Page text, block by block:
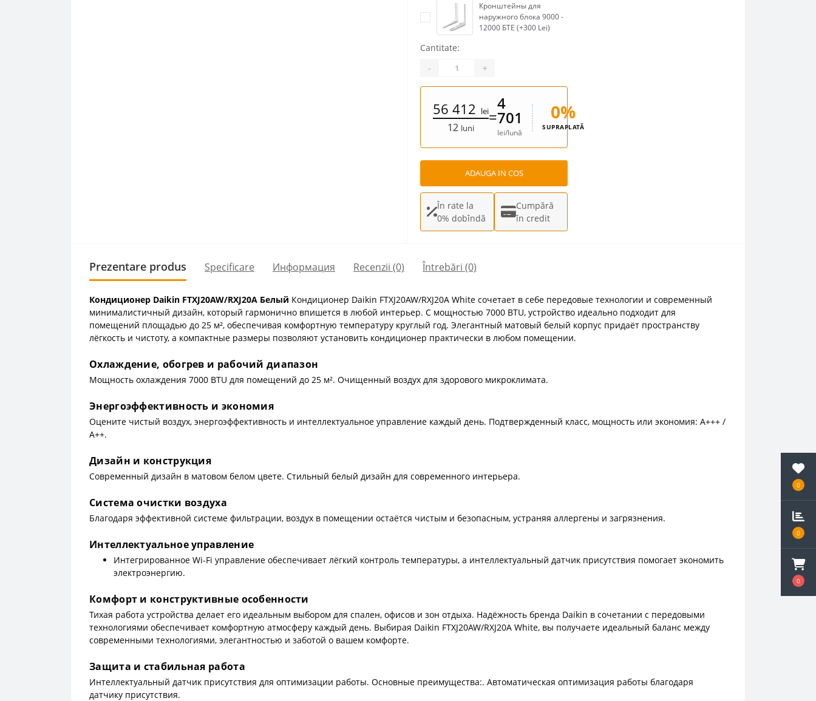
0
0
0
Кронштейны для
наружного блока 9000 -
12000 БТЕ (+300 Lei)
Cantitate:
- +
56 412 lei
12 luni
=
4
701
lei/lună
0%
SUPRAPLATĂ
ADAUGA IN COS
În rate la
0% dobîndă
Cumpără
în credit
Prezentare produs Specificare Информация Recenzii (0) Întrebări (0)
Кондиционер Daikin FTXJ20AW/RXJ20A Белый Кондиционер Daikin FTXJ20AW/RXJ20A White сочетает в себе передовые технологии и современный
минималистичный дизайн, который гармонично впишется в любой интерьер. С мощностью 7000 BTU, устройство идеально подходит для
помещений площадью до 25 м², обеспечивая комфортную температуру круглый год. Элегантный матовый белый корпус придаёт пространству
лёгкость и чистоту, а компактные размеры позволяют установить кондиционер практически в любом помещении.
Охлаждение, обогрев и рабочий диапазон
Мощность охлаждения 7000 BTU для помещений до 25 м². Очищенный воздух для здорового микроклимата.
Энергоэффективность и экономия
Оцените чистый воздух, энергоэффективность и интеллектуальное управление каждый день. Подтвержденный класс, мощность или экономия: A+++ /
A++.
Дизайн и конструкция
Современный дизайн в матовом белом цвете. Стильный белый дизайн для современного интерьера.
Система очистки воздуха
Благодаря эффективной системе фильтрации, воздух в помещении остаётся чистым и безопасным, устраняя аллергены и загрязнения.
Интеллектуальное управление
Интегрированное Wi-Fi управление обеспечивает лёгкий контроль температуры, а интеллектуальный датчик присутствия помогает экономить
электроэнергию.
Комфорт и конструктивные особенности
Тихая работа устройства делает его идеальным выбором для спален, офисов и зон отдыха. Надёжность бренда Daikin в сочетании с передовыми
технологиями обеспечивает комфортную атмосферу каждый день. Выбирая Daikin FTXJ20AW/RXJ20A White, вы получаете идеальный баланс между
современными технологиями, элегантностью и заботой о вашем комфорте.
Защита и стабильная работа
Интеллектуальный датчик присутствия для оптимизации работы. Основные преимущества:. Автоматическая оптимизация работы благодаря
датчику присутствия.